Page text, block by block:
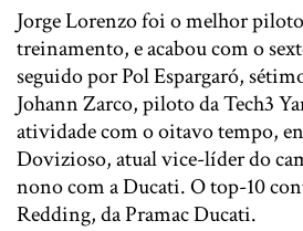
Jorge Lorenzo foi o melhor
treinamento, e acabou com o
seguido por Pol Espargaró,
Johann Zarco, piloto da Tech3
atividade com o oitavo tempo,
Dovizioso, atual vice-líder do
nono com a Ducati. O top-10
Redding, da Pramac Ducati.